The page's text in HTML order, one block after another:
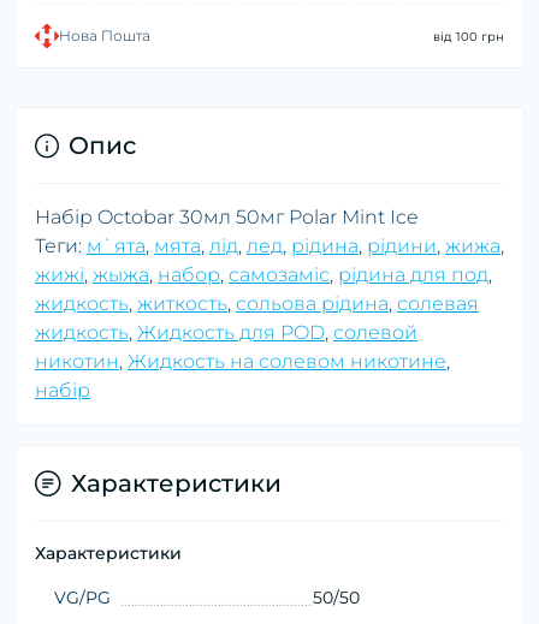
Нова Пошта від 100 грн
Опис
Набір Octobar 30мл 50мг Polar Mint Ice
Теги: м`ята, мята, лід, лед, рідина, рідини, жижа,
жижі, жыжа, набор, самозаміс, рідина для под,
жидкость, житкость, сольова рідина, солевая
жидкость, Жидкость для POD, солевой
никотин, Жидкость на солевом никотине,
набір
Характеристики
Характеристики
VG/PG 50/50